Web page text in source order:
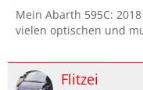
Front: 2 x Hifonics
Sub: ESX DBX 300Q
einer Hifonics Pluto I
Frontsystem: Hifonics
Je nach Anschluss
Mein Abarth 595C:
vielen optischen und
Flitzei